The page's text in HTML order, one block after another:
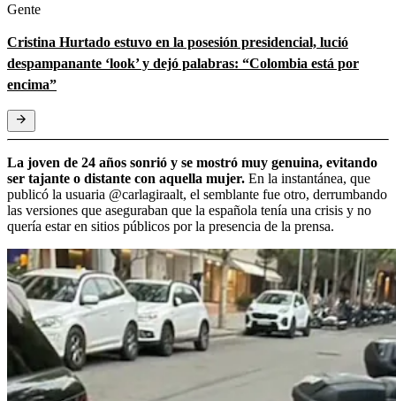
Gente
Cristina Hurtado estuvo en la posesión presidencial, lució
despampanante ‘look’ y dejó palabras: “Colombia está por
encima”
La joven de 24 años sonrió y se mostró muy genuina, evitando
ser tajante o distante con aquella mujer. En la instantánea, que
publicó la usuaria @carlagiraalt, el semblante fue otro, derrumbando
las versiones que aseguraban que la española tenía una crisis y no
quería estar en sitios públicos por la presencia de la prensa.